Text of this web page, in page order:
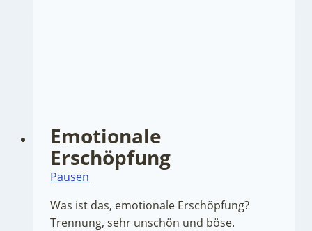
Emotionale
Erschöpfung
Pausen
Was ist das, emotionale Erschöpfung?
Trennung, sehr unschön und böse.